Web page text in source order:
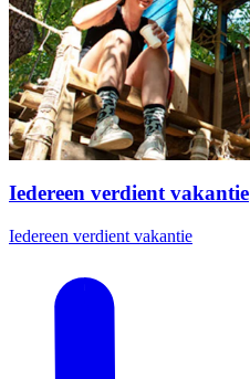
Iedereen verdient vakantie
Iedereen verdient vakantie